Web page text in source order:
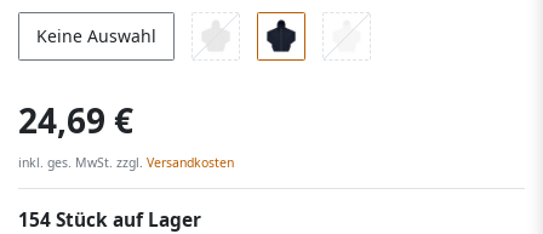
Keine Auswahl
24,69 €
inkl. ges. MwSt. zzgl. Versandkosten
154 Stück auf Lager